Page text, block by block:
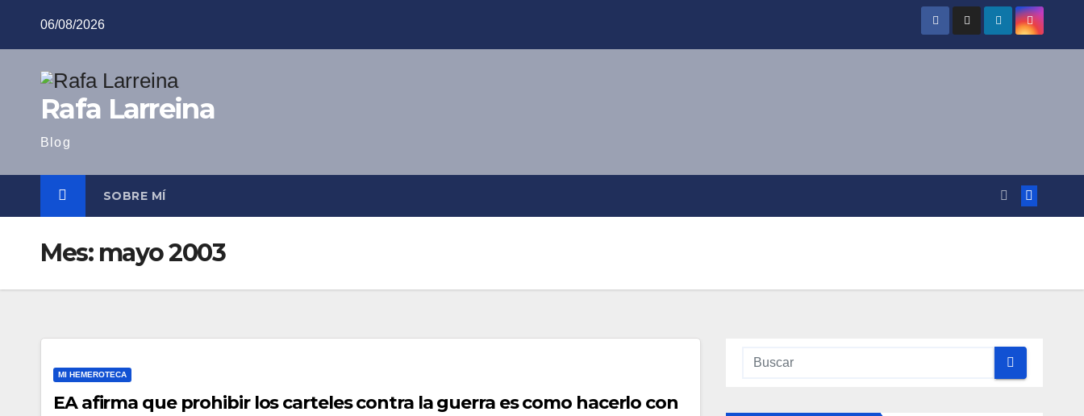
06/08/2026
Rafa Larreina
Blog
SOBRE MÍ
Mes: mayo 2003
MI HEMEROTECA
EA afirma que prohibir los carteles contra la guerra es como hacerlo con